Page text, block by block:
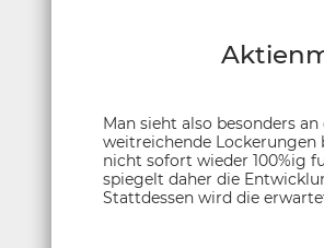
Man sieht also besonders
weitreichende Lockerungen
nicht sofort wieder 100%ig
spiegelt daher die
Stattdessen wird die